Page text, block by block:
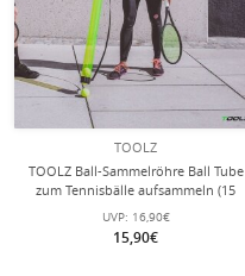
TOOLZ
TOOLZ Ball-Sammelröhre Ball Tube
zum Tennisbälle aufsammeln (15
Bälle) grün
UVP: 16,90€
15,90€